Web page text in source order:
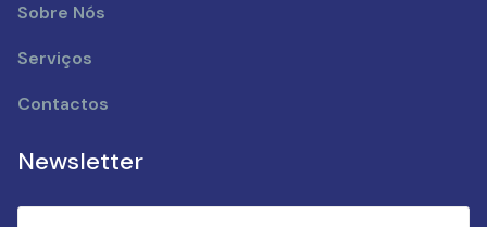
Sobre Nós
Serviços
Contactos
Newsletter